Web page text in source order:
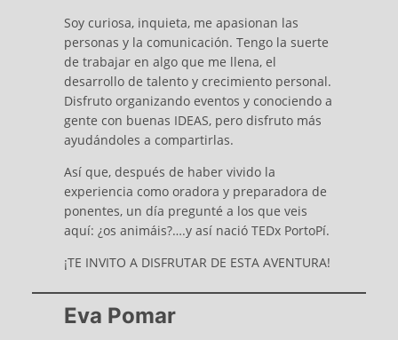
Soy curiosa, inquieta, me apasionan las
personas y la comunicación. Tengo la suerte
de trabajar en algo que me llena, el
desarrollo de talento y crecimiento personal.
Disfruto organizando eventos y conociendo a
gente con buenas IDEAS, pero disfruto más
ayudándoles a compartirlas.
Así que, después de haber vivido la
experiencia como oradora y preparadora de
ponentes, un día pregunté a los que veis
aquí: ¿os animáis?….y así nació TEDx PortoPí.
¡TE INVITO A DISFRUTAR DE ESTA AVENTURA!
Eva Pomar